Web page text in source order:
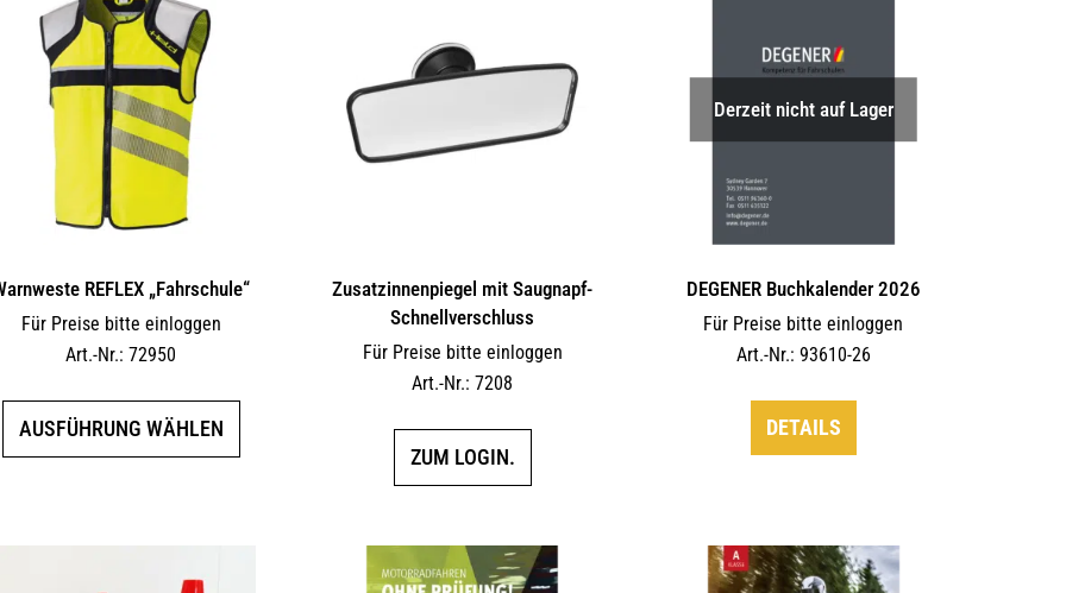
REFLEX „Fahrschule“
Für Preise bitte einloggen
Art.-Nr.: 72950
AUSFÜHRUNG WÄHLEN
Zusatzinnenpiegel mit Saugnapf-
Schnellverschluss
Für Preise bitte einloggen
Art.-Nr.: 7208
ZUM LOGIN.
Derzeit nicht auf Lager
DEGENER Buchkalender 2026
Für Preise bitte einloggen
Art.-Nr.: 93610-26
DETAILS